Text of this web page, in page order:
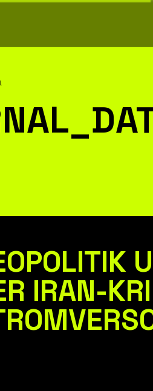
IRAN-